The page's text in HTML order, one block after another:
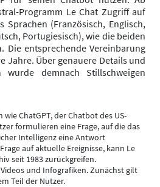
Programm Le Chat Zugriff auf
Sprachen (Französisch, Englisch,
Portugiesisch), wie die beiden
Die entsprechende Vereinbarung
Jahre. Über genauere Details und
wurde demnach Stillschweigen
ChatGPT, der Chatbot des US-
formulieren eine Frage, auf die das
Intelligenz eine Antwort
auf aktuelle Ereignisse, kann Le
seit 1983 zurückgreifen.
und Infografiken. Zunächst gilt
Teil der Nutzer.